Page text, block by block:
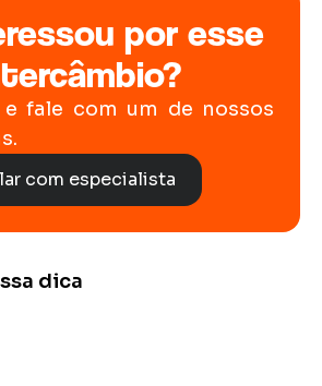
por esse
e fale com um de nossos
com especialista
dica